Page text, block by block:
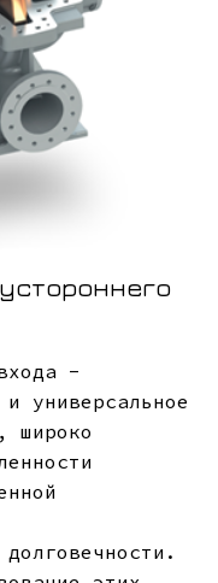
-
универсальное
широко